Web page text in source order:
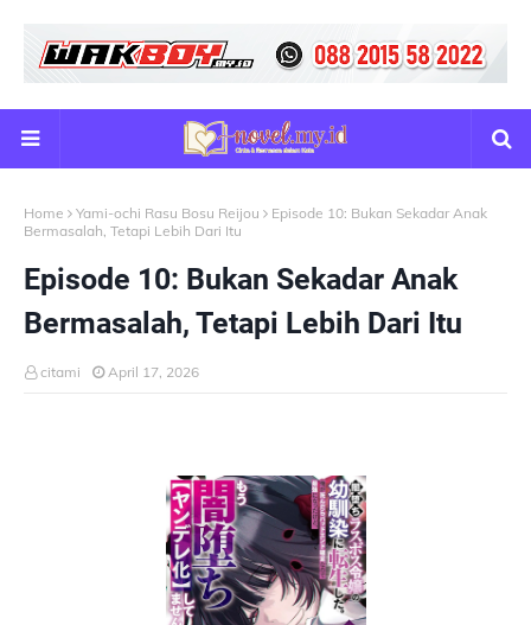
Home Yami-ochi Rasu Bosu Reijou
Episode 10: Bukan Sekadar Anak
Bermasalah, Tetapi Lebih Dari Itu
Episode 10: Bukan Sekadar Anak
Bermasalah, Tetapi Lebih Dari Itu
citami April 17, 2026